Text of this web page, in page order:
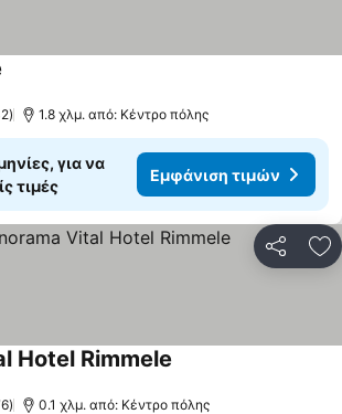
1.8 χλμ. από: Κέντρο πόλης
για να
τιμές
Εμφάνιση τιμών
Hotel Rimmele
0.1 χλμ. από: Κέντρο πόλης